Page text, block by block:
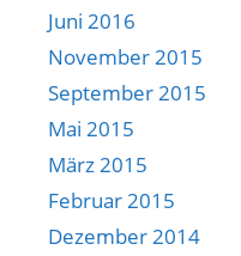
Juni 2016
November 2015
September 2015
Mai 2015
März 2015
Februar 2015
Dezember 2014